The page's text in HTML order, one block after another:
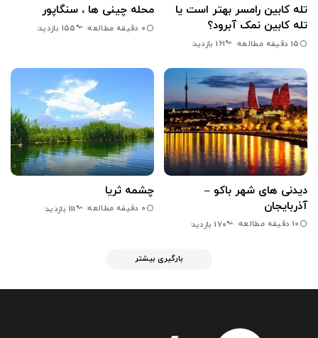
تله کابین رامسر بهتر است یا
تله کابین نمک آبرود؟
15 دقیقه مطالعه 161 بازدید
محله چینی ها ، سنگاپور
0 دقیقه مطالعه 155 بازدید
دیدنی های شهر باکو –
آذربایجان
10 دقیقه مطالعه 170 بازدید
چشمه ثریا
0 دقیقه مطالعه 111 بازدید
بارگیری بیشتر